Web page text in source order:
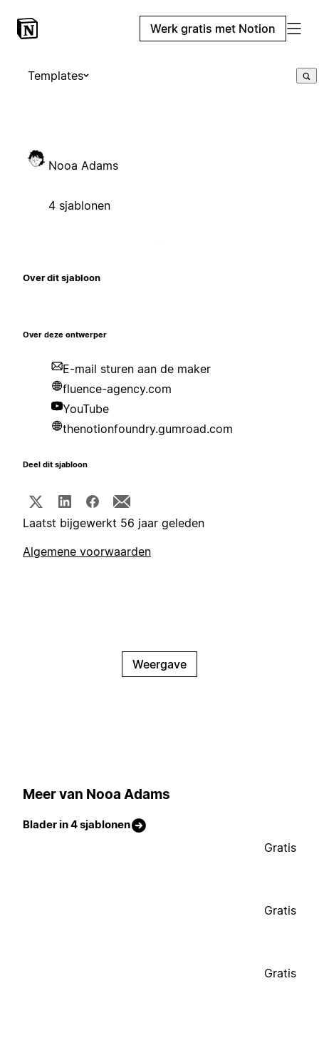
Werk gratis met Notion
Templates
Nooa Adams
4 sjablonen
Over dit sjabloon
Over deze ontwerper
E-mail sturen aan de maker
fluence-agency.com
YouTube
thenotionfoundry.gumroad.com
Deel dit sjabloon
Laatst bijgewerkt 56 jaar geleden
Algemene voorwaarden
Weergave
Meer van Nooa Adams
Blader in 4 sjablonen
Gratis
Gratis
Gratis